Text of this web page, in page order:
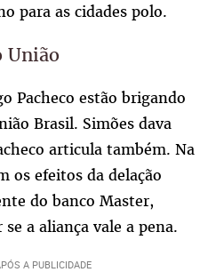
para as cidades polo.
União
Pacheco estão brigando
Brasil. Simões dava
articula também. Na
os efeitos da delação
do banco Master,
a aliança vale a pena.